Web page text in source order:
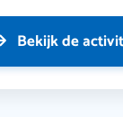
Bekijk de